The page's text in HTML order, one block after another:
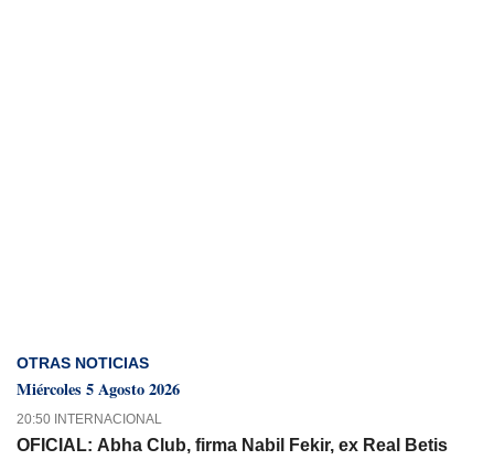
OTRAS NOTICIAS
Miércoles 5 Agosto 2026
20:50 INTERNACIONAL
OFICIAL: Abha Club, firma Nabil Fekir, ex Real Betis